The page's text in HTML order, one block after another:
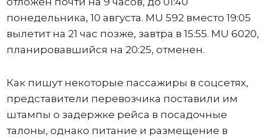
понедельника, 10 августа. MU 592 вместо 19:05
вылетит на 21 час позже, завтра в 15:55. MU 6020,
планировавшийся на 20:25, отменен.
Как пишут некоторые пассажиры в соцсетях,
представители перевозчика поставили им
штампы о задержке рейса в посадочные
талоны, однако питание и размещение в